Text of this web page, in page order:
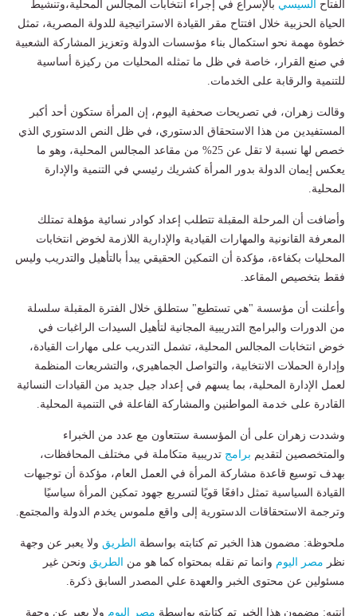
الفتاح السيسي بالإسراع في إجراء انتخابات المجالس المحلية،وتنشيط
الحياة الحزبية خلال افتتاح مقر القيادة الاستراتيجية للدولة المصرية، تمثل
خطوة مهمة نحو استكمال بناء مؤسسات الدولة وتعزيز المشاركة الشعبية
في صنع القرار، خاصة في ظل ما تمثله المحليات من ركيزة أساسية
للتنمية والرقابة على الخدمات.
وقالت زهران، في تصريحات صحفية اليوم، إن المرأة ستكون أحد أكبر
المستفيدين من هذا الاستحقاق الدستوري، في ظل النص الدستوري الذي
خصص لها نسبة لا تقل عن 25% من مقاعد المجالس المحلية، وهو ما
يعكس إيمان الدولة بدور المرأة كشريك رئيسي في التنمية والإدارة
المحلية.
وأضافت أن المرحلة المقبلة تتطلب إعداد كوادر نسائية مؤهلة تمتلك
المعرفة القانونية والمهارات القيادية والإدارية اللازمة لخوض انتخابات
المحليات بكفاءة، مؤكدة أن التمكين الحقيقي يبدأ بالتأهيل والتدريب وليس
فقط بتخصيص المقاعد.
وأعلنت أن مؤسسة "هي تستطيع" ستطلق خلال الفترة المقبلة سلسلة
من الدورات والبرامج التدريبية المجانية لتأهيل السيدات الراغبات في
خوض انتخابات المجالس المحلية، تشمل التدريب على مهارات القيادة،
وإدارة الحملات الانتخابية، والتواصل الجماهيري، والتشريعات المنظمة
لعمل الإدارة المحلية، بما يسهم في إعداد جيل جديد من القيادات النسائية
القادرة على خدمة المواطنين والمشاركة الفاعلة في التنمية المحلية.
وشددت زهران على أن المؤسسة ستتعاون مع عدد من الخبراء
والمتخصصين لتقديم برامج تدريبية متكاملة في مختلف المحافظات،
بهدف توسيع قاعدة مشاركة المرأة في العمل العام، مؤكدة أن توجيهات
القيادة السياسية تمثل دافعًا قويًا لتسريع جهود تمكين المرأة سياسيًا
وترجمة الاستحقاقات الدستورية إلى واقع ملموس يخدم الدولة والمجتمع.
ملحوظة: مضمون هذا الخبر تم كتابته بواسطة الطريق ولا يعبر عن وجهة
نظر مصر اليوم وانما تم نقله بمحتواه كما هو من الطريق ونحن غير
مسئولين عن محتوى الخبر والعهدة علي المصدر السابق ذكرة.
انتبه: مضمون هذا الخبر تم كتابته بواسطة مصر اليوم ولا يعبر عن وجهة